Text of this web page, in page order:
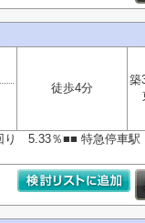
徒歩4分
築
5.33％■■ 特急停車